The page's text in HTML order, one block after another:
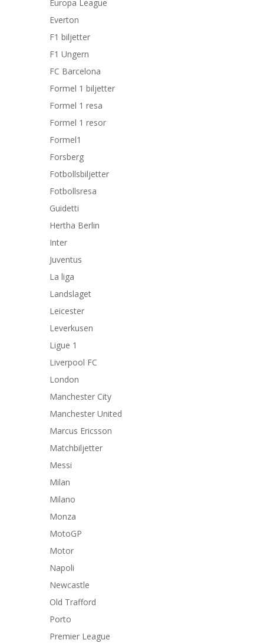
Europa League
Everton
F1 biljetter
F1 Ungern
FC Barcelona
Formel 1 biljetter
Formel 1 resa
Formel 1 resor
Formel1
Forsberg
Fotbollsbiljetter
Fotbollsresa
Guidetti
Hertha Berlin
Inter
Juventus
La liga
Landslaget
Leicester
Leverkusen
Ligue 1
Liverpool FC
London
Manchester City
Manchester United
Marcus Ericsson
Matchbiljetter
Messi
Milan
Milano
Monza
MotoGP
Motor
Napoli
Newcastle
Old Trafford
Porto
Premier League